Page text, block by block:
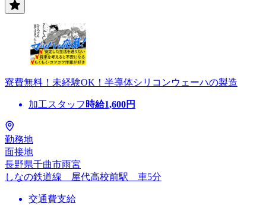
寮費無料！未経験OK！半導体シリコンウェーハの製造
加工スタッフ 時給1,600円
勤務地
面接地
長野県千曲市雨宮
しなの鉄道線 屋代高校前駅 車5分
交通費支給